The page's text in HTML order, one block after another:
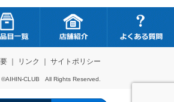
｜ リンク ｜ サイトポリシー
©AIHIN-CLUB All Rights Reserved.